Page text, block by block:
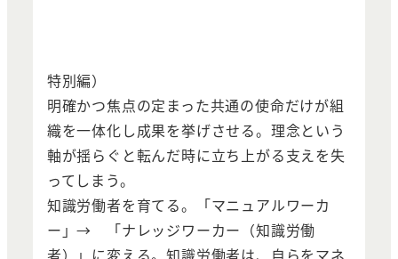
特別編）
明確かつ焦点の定まった共通の使命だけが組
織を一体化し成果を挙げさせる。理念という
軸が揺らぐと転んだ時に立ち上がる支えを失
ってしまう。
知識労働者を育てる。「マニュアルワーカ
ー」→ 「ナレッジワーカー（知識労働
者）」に変える。知識労働者は、自らをマネ